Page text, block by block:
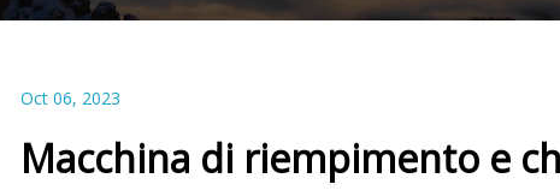
Oct 06, 2023
Macchina di riempimento e